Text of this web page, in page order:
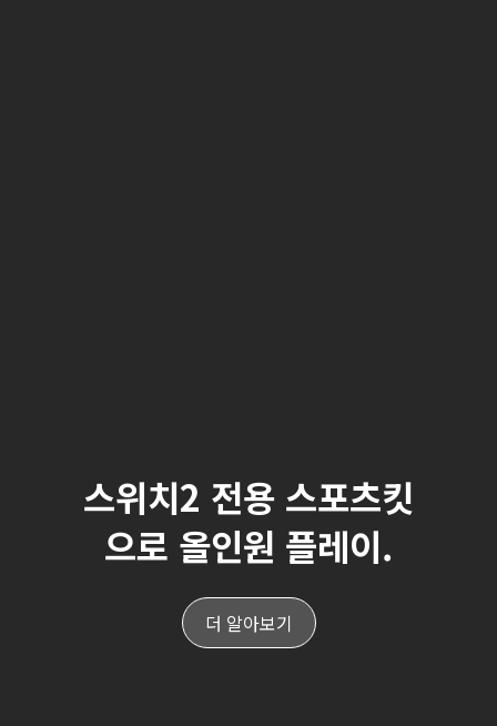
스위치2 전용 스포츠킷
으로 올인원 플레이.
더 알아보기